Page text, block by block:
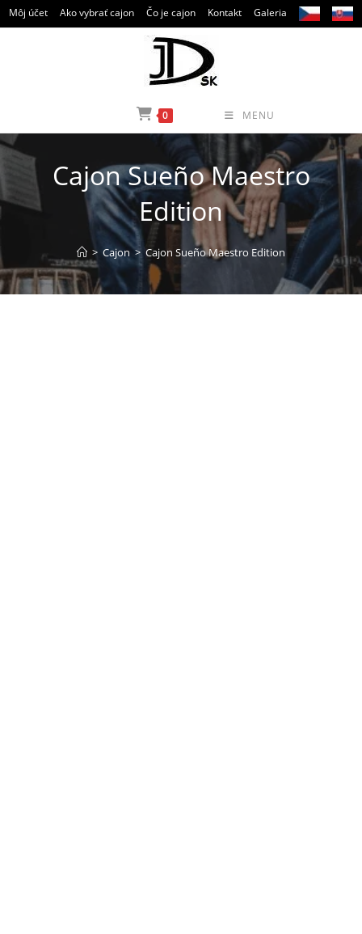
Skip
to
Môj účet Ako vybrať cajon Čo je cajon Kontakt Galeria
0 MENU
Cajon Sueño Maestro
Edition
> Cajon > Cajon Sueño Maestro Edition